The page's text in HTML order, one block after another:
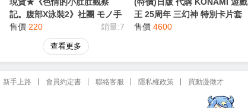
現貨★《色情的小肚肚觀察
記。腹部X泳裝2》社團 モノ手
紙 / 作者:かるたも R18 中文
無修正 全彩 男性向 同人誌
售價 220 銷量:7
(特價)日版 代購 KONAMI 遊戲
王 25周年 三幻神 特別卡片套
組 不鏽鋼製 天空龍 巨神兵 翼
售價 4600
查看更多
新手上路 會員約定書 聯絡客服 隱私權政策 買動漫徵才